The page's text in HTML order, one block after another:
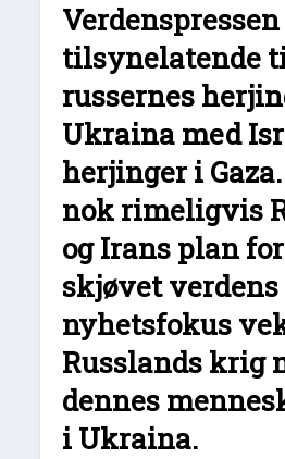
tilsynelatende
russernes
Ukraina med
herjinger i
nok rimeligvis
og Irans plan
skjøvet verdens
nyhetsfokus
Russlands krig
dennes
i Ukraina.